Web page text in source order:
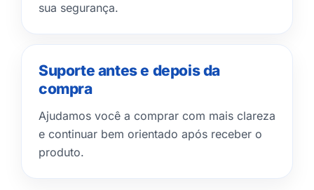
sua segurança.
Suporte antes e depois da
compra
Ajudamos você a comprar com mais clareza
e continuar bem orientado após receber o
produto.